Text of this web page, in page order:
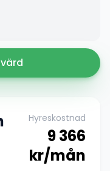
Hyreskostnad
9 366
kr/mån